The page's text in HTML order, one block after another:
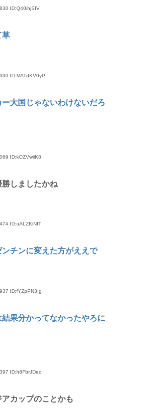
ID:Q40ihjSIV
草
ID:MATdKV0yP
大国じゃないわけないだろ
ID:kOZVwiiK8
しましたかね
ID:uALZKiNIT
チンに変えた方がええで
ID:fYZpPN3Ig
果分かってなかったやろに
ID:h6FbrJDed
カップのことかも